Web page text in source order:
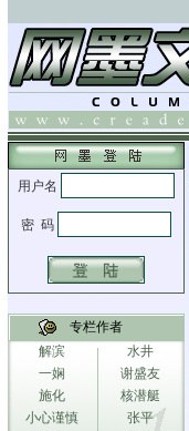
专栏作者
解滨
水井
一娴
谢盛友
施化
核潜艇
小心谨慎
张平